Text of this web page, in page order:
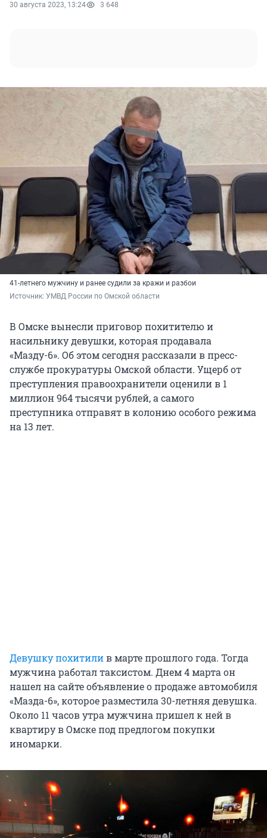
30 августа 2023, 13:24 3 648
41-летнего мужчину и ранее судили за кражи и разбои
Источник: УМВД России по Омской области
В Омске вынесли приговор похитителю и
насильнику девушки, которая продавала
«Мазду-6». Об этом сегодня рассказали в пресс-
службе прокуратуры Омской области. Ущерб от
преступления правоохранители оценили в 1
миллион 964 тысячи рублей, а самого
преступника отправят в колонию особого режима
на 13 лет.
Девушку похитилив марте прошлого года. Тогда
мужчина работал таксистом. Днем 4 марта он
нашел на сайте объявление о продаже автомобиля
«Мазда-6», которое разместила 30-летняя девушка.
Около 11 часов утра мужчина пришел к ней в
квартиру в Омске под предлогом покупки
иномарки.